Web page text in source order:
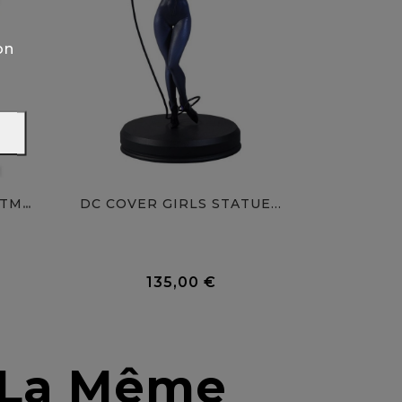
DC COMICS STATUE 1/6 BATMAN... DC COVER GIRLS STATUE...
135,00 €
Même